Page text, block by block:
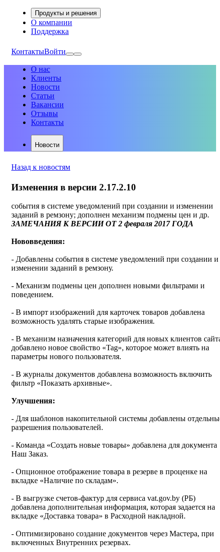
Продукты и решения
О компании
Поддержка
КонтактыВойти
О нас
Клиенты
Новости
Статьи
Вакансии
Отзывы
Контакты
Новости
Назад к новостям
Изменения в версии 2.17.2.10
события в системе уведомлений при создании и изменении
заданий в ремзону; дополнен механизм подмены цен и др.
ЗАМЕЧАНИЯ К ВЕРСИИ ОТ 2 февраля 2017 ГОДА
Нововведения:
- Добавлены события в системе уведомлений при создании и
изменении заданий в ремзону.
- Механизм подмены цен дополнен новыми фильтрами и
поведением.
- В импорт изображений для карточек товаров добавлена
возможность удалять старые изображения.
- В механизм назначения категорий для новых клиентов
добавлено новое свойство «Tag», которое может влиять на
параметры нового пользователя.
- В журналы документов добавлена возможность включить
фильтр «Показать архивные».
Улучшения:
- Для шаблонов накопительной системы добавлены
разрешения пользователей.
- Команда «Создать новые товары» добавлена для документа
Наш Заказ.
- Опционное отображение товара в резерве в проценке на
вкладке «Наличие по складам».
- В выгрузке счетов-фактур для сервиса vat.gov.by (РБ)
добавлена дополнительная информация, которая задается на
вкладке «Доставка товара» в Расходной накладной.
- Оптимизировано создание документов через Мастера, при
включенных Внутренних резервах.